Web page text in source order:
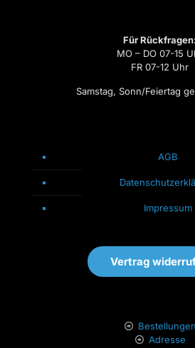
Für
MO – DO 07-15
FR 07-12 Uhr
Samstag, Sonn/Feiertag
AGB
Impressum
Vertrag
Bestellungen
Adresse